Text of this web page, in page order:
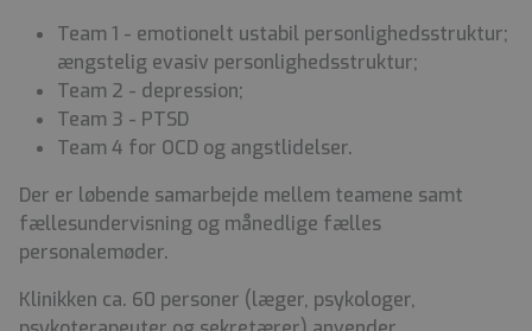
Team 1 - emotionelt ustabil personlighedsstruktur;
ængstelig evasiv personlighedsstruktur;
Team 2 - depression;
Team 3 - PTSD
Team 4 for OCD og angstlidelser.
Der er løbende samarbejde mellem teamene samt
fællesundervisning og månedlige fælles
personalemøder.
Klinikken ca. 60 personer (læger, psykologer,